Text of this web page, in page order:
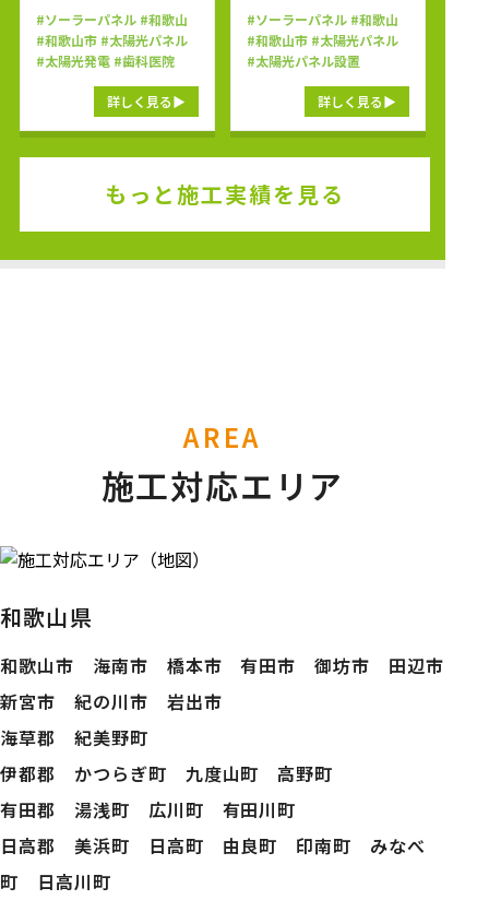
#ソーラーパネル #和歌山
#和歌山市 #太陽光パネル
#太陽光発電 #歯科医院
詳しく見る
#ソーラーパネル #和歌山
#和歌山市 #太陽光パネル
#太陽光パネル設置
詳しく見る
もっと施工実績を見る
AREA
施工対応エリア
和歌山県
和歌山市 海南市 橋本市 有田市 御坊市 田辺市
新宮市 紀の川市 岩出市
海草郡 紀美野町
伊都郡 かつらぎ町 九度山町 高野町
有田郡 湯浅町 広川町 有田川町
日高郡 美浜町 日高町 由良町 印南町 みなべ
町 日高川町